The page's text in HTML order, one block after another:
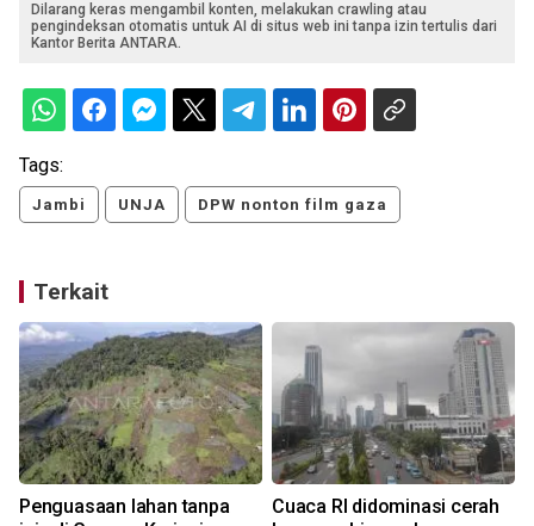
Dilarang keras mengambil konten, melakukan crawling atau
pengindeksan otomatis untuk AI di situs web ini tanpa izin tertulis dari
Kantor Berita ANTARA.
Tags:
Jambi UNJA DPW nonton film gaza
Terkait
Penguasaan lahan tanpa
Cuaca RI didominasi cerah